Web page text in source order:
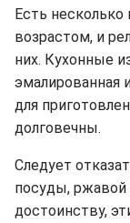
Есть
возрастом, и
них. Кухонные
эмалированная
для
долговечны.
Следует
посуды, ржавой
достоинству,